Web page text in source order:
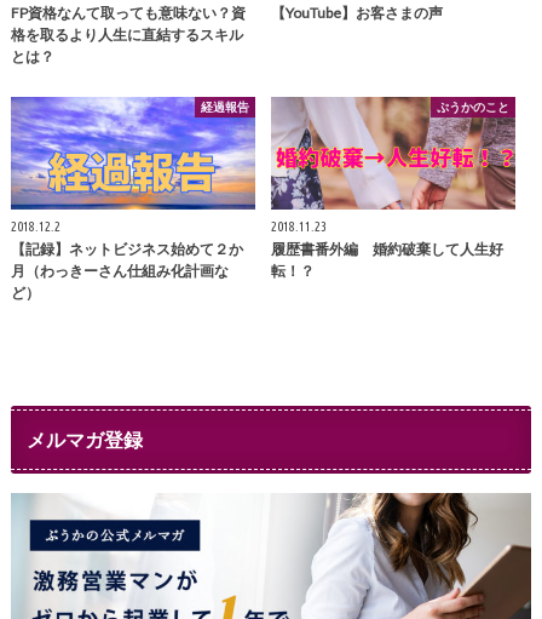
FP資格なんて取っても意味ない？資
格を取るより人生に直結するスキル
とは？
【YouTube】お客さまの声
経過報告
2018.12.2
【記録】ネットビジネス始めて２か
月（わっきーさん仕組み化計画な
ど）
ぷうかのこと
2018.11.23
履歴書番外編 婚約破棄して人生好
転！？
メルマガ登録